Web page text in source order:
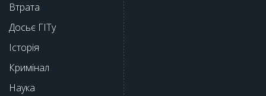
Втрата
Досьє ГІТу
Історія
Кримінал
Наука